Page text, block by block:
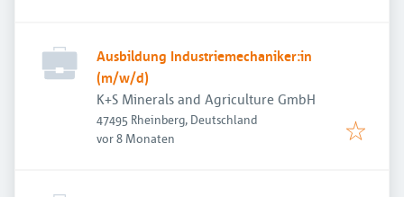
Ausbildung Industriemechaniker:in
(m/w/d)
K+S Minerals and Agriculture GmbH
47495 Rheinberg, Deutschland
Veröffentlicht:
vor 8 Monaten